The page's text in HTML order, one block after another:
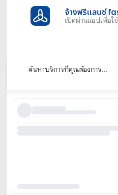
จ้างฟรีแลนซ์
เปิดผ่านแอปเพื่อใ
เรียงตาม